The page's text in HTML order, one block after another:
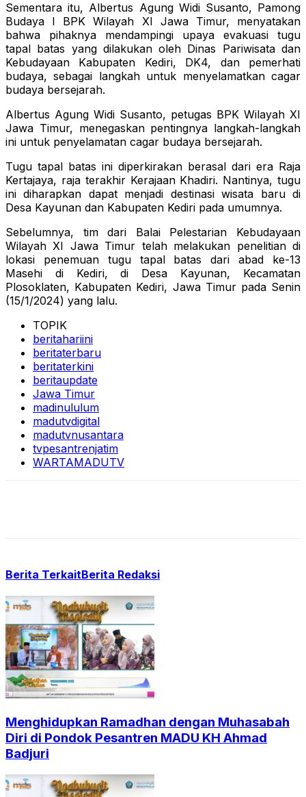
Sementara itu, Albertus Agung Widi Susanto, Pamong
Budaya I BPK Wilayah XI Jawa Timur, menyatakan
bahwa pihaknya mendampingi upaya evakuasi tugu
tapal batas yang dilakukan oleh Dinas Pariwisata dan
Kebudayaan Kabupaten Kediri, DK4, dan pemerhati
budaya, sebagai langkah untuk menyelamatkan cagar
budaya bersejarah.
Albertus Agung Widi Susanto, petugas BPK Wilayah XI
Jawa Timur, menegaskan pentingnya langkah-langkah
ini untuk penyelamatan cagar budaya bersejarah.
Tugu tapal batas ini diperkirakan berasal dari era Raja
Kertajaya, raja terakhir Kerajaan Khadiri. Nantinya, tugu
ini diharapkan dapat menjadi destinasi wisata baru di
Desa Kayunan dan Kabupaten Kediri pada umumnya.
Sebelumnya, tim dari Balai Pelestarian Kebudayaan
Wilayah XI Jawa Timur telah melakukan penelitian di
lokasi penemuan tugu tapal batas dari abad ke-13
Masehi di Kediri, di Desa Kayunan, Kecamatan
Plosoklaten, Kabupaten Kediri, Jawa Timur pada Senin
(15/1/2024) yang lalu.
TOPIK
beritahariini
beritaterbaru
beritaterkini
beritaupdate
Jawa Timur
madinululum
madutvdigital
madutvnusantara
tvpesantrenjatim
WARTAMADUTV
Berita TerkaitBerita Redaksi
Menghidupkan Ramadhan dengan Muhasabah
Diri di Pondok Pesantren MADU KH Ahmad
Badjuri